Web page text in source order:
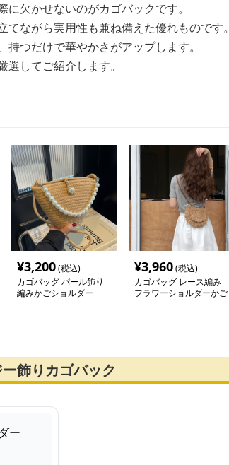
欠かせないのがカゴバックです。
てながら実用性も兼ね備えた優れものです
つだけで華やかさがアップします。
してご紹介します。
¥3,200(税込)
カゴバッグ パール飾り
編みかごショルダー
¥3,960(税込)
カゴバッグ レース編み
フラワーショルダーかご
飾りカゴバック